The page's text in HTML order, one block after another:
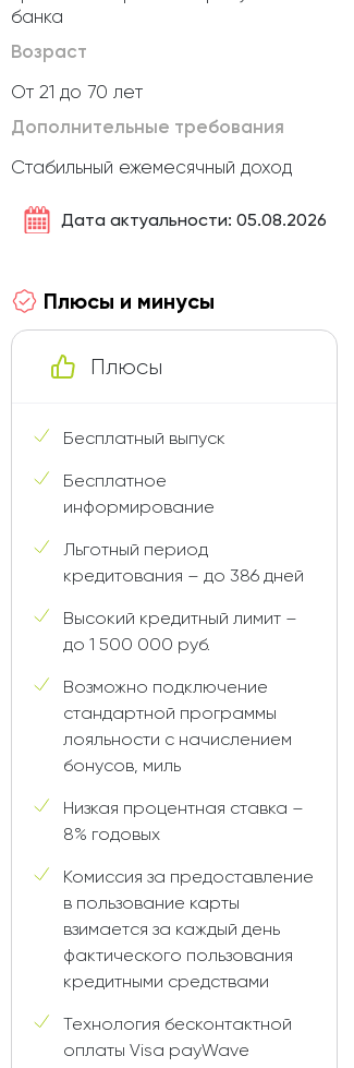
банка
Возраст
От 21 до 70 лет
Дополнительные требования
Стабильный ежемесячный доход
Дата актуальности: 05.08.2026
Плюсы и минусы
Плюсы
Бесплатный выпуск
Бесплатное
информирование
Льготный период
кредитования – до 386 дней
Высокий кредитный лимит –
до 1 500 000 руб.
Возможно подключение
стандартной программы
лояльности с начислением
бонусов, миль
Низкая процентная ставка –
8% годовых
Комиссия за предоставление
в пользование карты
взимается за каждый день
фактического пользования
кредитными средствами
Технология бесконтактной
оплаты Visa payWave